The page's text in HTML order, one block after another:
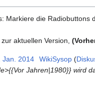
Markiere die
aktuellen Version,
Jan. 2014 WikiSysop
Jahren|1980}} wird